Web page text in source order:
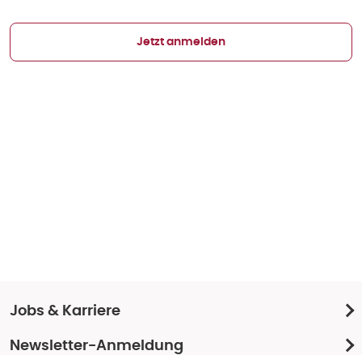
Jetzt anmelden
Jobs & Karriere
Newsletter-Anmeldung